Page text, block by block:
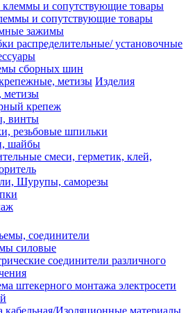
и сопутствующие товары
зажимы
распределительные/ установочные
сборных шин
Изделия
метизы
крепеж
винты
резьбовые шпильки
шайбы
смеси, герметик, клей,
Шурупы, саморезы
соединители
силовые
соединители различного
штекерного монтажа электросети